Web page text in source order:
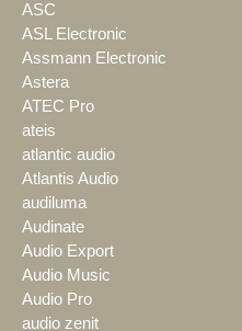
ASC
ASL Electronic
Assmann Electronic
Astera
ATEC Pro
ateis
atlantic audio
Atlantis Audio
audiluma
Audinate
Audio Export
Audio Music
Audio Pro
audio zenit